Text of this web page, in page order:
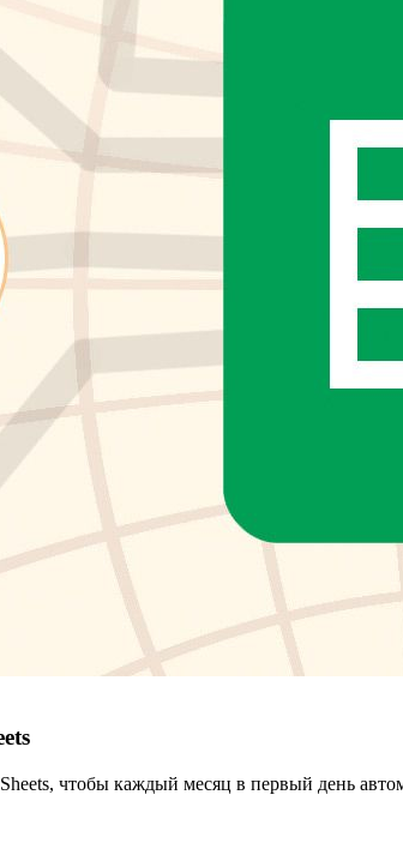
чтобы каждый месяц в первый день